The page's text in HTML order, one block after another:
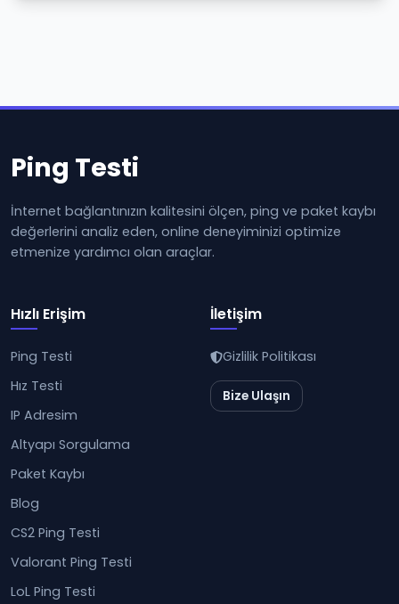
Ping Testi
İnternet bağlantınızın kalitesini ölçen, ping ve paket kaybı
değerlerini analiz eden, online deneyiminizi optimize
etmenize yardımcı olan araçlar.
Hızlı Erişim
Ping Testi
Hız Testi
IP Adresim
Altyapı Sorgulama
Paket Kaybı
Blog
CS2 Ping Testi
Valorant Ping Testi
LoL Ping Testi
İletişim
Gizlilik Politikası
Bize Ulaşın